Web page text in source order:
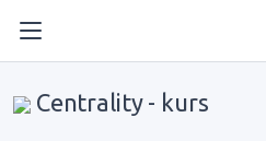
Centrality - kurs